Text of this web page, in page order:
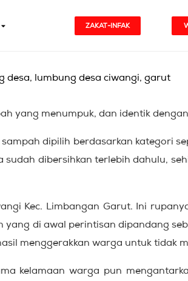
ZAKAT-INFAK
yang menumpuk, dan identik
dipilih berdasarkan kategori
dibersihkan terlebih dahulu,
Kec. Limbangan Garut. Ini
di awal perintisan dipandang
menggerakkan warga untuk tidak
kelamaan warga pun